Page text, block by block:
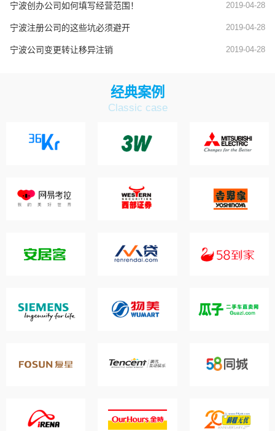
宁波创办公司如何填写经营范围！ 2019-04-28
宁波注册公司的这些坑必须避开 2019-04-28
宁波公司变更转让移异注销 2019-04-28
经典案例
Classic case